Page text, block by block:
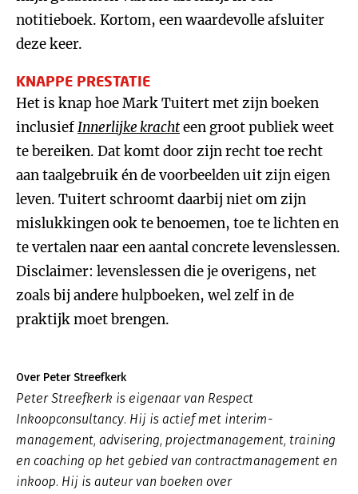
notitieboek. Kortom, een waardevolle afsluiter
deze keer.
KNAPPE PRESTATIE
Het is knap hoe Mark Tuitert met zijn boeken
inclusiefInnerlijke krachteen groot publiek weet
te bereiken. Dat komt door zijn recht toe recht
aan taalgebruik én de voorbeelden uit zijn eigen
leven. Tuitert schroomt daarbij niet om zijn
mislukkingen ook te benoemen, toe te lichten en
te vertalen naar een aantal concrete levenslessen.
Disclaimer: levenslessen die je overigens, net
zoals bij andere hulpboeken, wel zelf in de
praktijk moet brengen.
Over Peter Streefkerk
Peter Streefkerk is eigenaar van Respect
Inkoopconsultancy. Hij is actief met interim-
management, advisering, projectmanagement, training
en coaching op het gebied van contractmanagement en
inkoop. Hij is auteur van boeken over